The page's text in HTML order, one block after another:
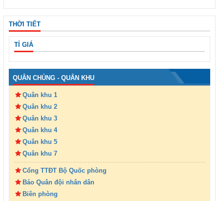
THỜI TIẾT
TỈ GIÁ
QUÂN CHỦNG - QUÂN KHU
Quân khu 1
Quân khu 2
Quân khu 3
Quân khu 4
Quân khu 5
Quân khu 7
Cổng TTĐT Bộ Quốc phòng
Báo Quân đội nhân dân
Biên phòng